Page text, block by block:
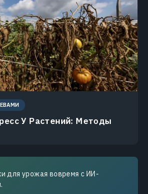
У Растений: Методы
для урожая вовремя с ИИ-